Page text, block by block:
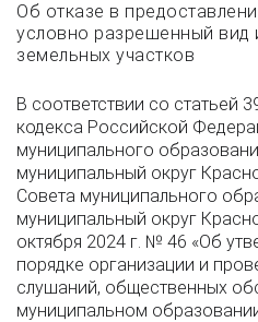
Об отказе в
условно разрешенный вид
земельных участков
В соответствии со статьей
кодекса Российской
муниципального
муниципальный округ
Совета муниципального
муниципальный округ
октября 2024 г. № 46 «Об
порядке организации и
слушаний, общественных
муниципальном